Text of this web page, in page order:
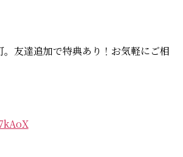
友達追加で特典あり！お気軽にご相